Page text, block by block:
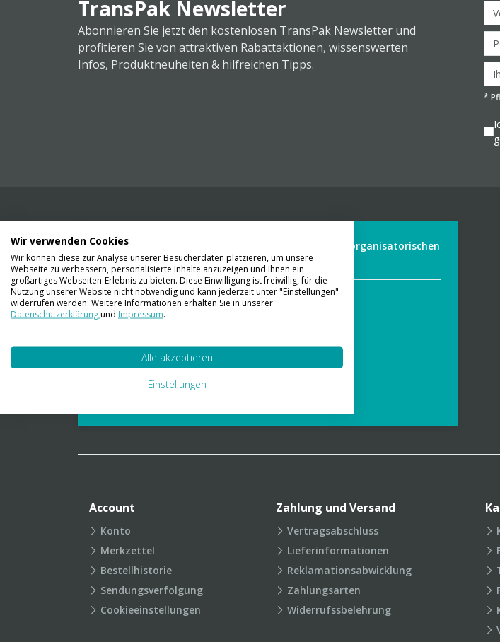
TransPak Newsletter
Abonnieren Sie jetzt den kostenlosen TransPak Newsletter und
profitieren Sie von attraktiven Rabattaktionen, wissenswerten
Infos, Produktneuheiten & hilfreichen Tipps.
*
Wir liefern Ihnen Ihre Ware. Abholung ist leider aus organisatorischen
Gründen nicht möglich.
Kontaktieren Sie uns
01 23 06 03 888
info@transpak.at
Verpackungslexikon
Account
Konto
Merkzettel
Bestellhistorie
Sendungsverfolgung
Cookieeinstellungen
Zahlung und Versand
Vertragsabschluss
Lieferinformationen
Reklamationsabwicklung
Zahlungsarten
Widerrufssbelehrung
Wir verwenden Cookies
Wir können diese zur Analyse unserer Besucherdaten platzieren, um unsere
Webseite zu verbessern, personalisierte Inhalte anzuzeigen und Ihnen ein
großartiges Webseiten-Erlebnis zu bieten. Diese Einwilligung ist freiwillig, für die
Nutzung unserer Website nicht notwendig und kann jederzeit unter "Einstellungen"
widerrufen werden. Weitere Informationen erhalten Sie in unserer
Datenschutzerklärungund Impressum.
Alle akzeptieren
Einstellungen